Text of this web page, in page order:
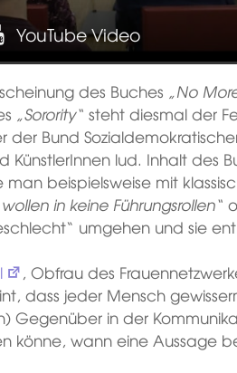
YouTube Video
des Buches „No
„Sorority“ steht diesmal der
der Bund
KünstlerInnen lud. Inhalt des
man beispielsweise mit
in keine Führungsrollen“
umgehen und sie
, Obfrau des
dass jeder Mensch
Gegenüber in der
könne, wann eine Aussage